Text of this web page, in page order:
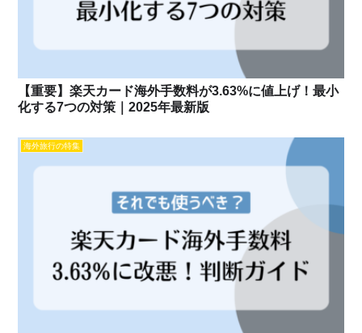
【重要】楽天カード海外手数料が3.63%に値上げ！最小
化する7つの対策｜2025年最新版
海外旅行の特集